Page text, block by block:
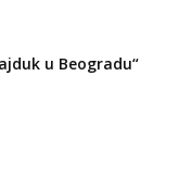
u Beogradu“